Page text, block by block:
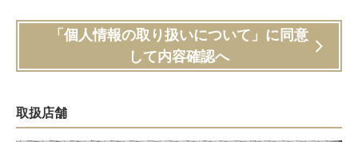
「個人情報の取り扱いについて」に同意
して内容確認へ
取扱店舗